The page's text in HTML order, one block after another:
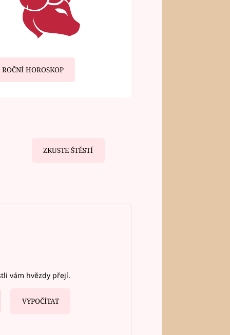
ROČNÍ HOROSKOP
ZKUSTE ŠTĚSTÍ
vám hvězdy přejí.
VYPOČÍTAT